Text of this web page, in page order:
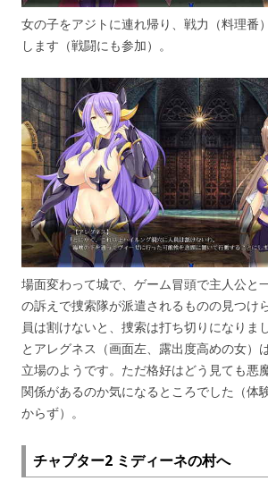
女の子をアジトに連れ帰り、戦力（料理番
します（戦闘にも参加）。
場面変わって城で、ゲーム冒頭で主人公と
の訴えで捜索隊が派遣されるものの見つけ
員は割けないと、捜索は打ち切りになりま
とアレグネス（画面左、露出度高めの女）
立場のようです。ただ格好はどう見ても悪
関係があるのか気になるところでした（体
からず）。
チャプター2 ミディーネの村へ